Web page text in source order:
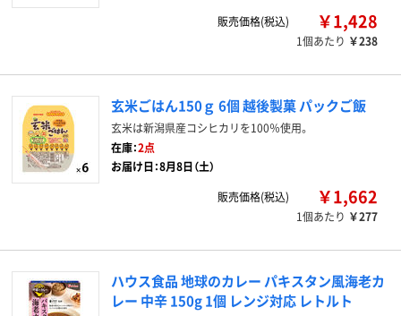
販売価格(税込)
￥1,428
1個あたり ￥238
玄米ごはん150ｇ 6個 越後製菓 パックご飯
玄米は新潟県産コシヒカリを100％使用。
在庫：2点
お届け日：8月8日（土）
販売価格(税込)
￥1,662
1個あたり ￥277
ハウス食品 地球のカレー パキスタン風海老カ
レー 中辛 150g 1個 レンジ対応 レトルト